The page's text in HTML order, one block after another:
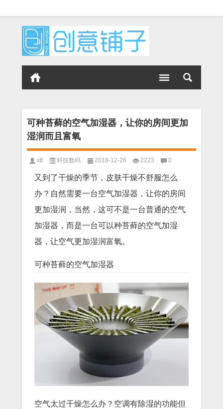
可种苔藓的空气加湿器，让你的房间更加
湿润而且富氧
xtt 科技数码 2018-12-26 2223 0
又到了干燥的季节，皮肤干燥不舒服怎么
办？自然需要一台空气加湿器，让你的房间
更加湿润，当然，这可不是一台普通的空气
加湿器，而是一台可以种苔藓的空气加湿
器，让空气更加湿润富氧。
可种苔藓的空气加湿器
空气太过干燥怎么办？空调有除湿的功能但